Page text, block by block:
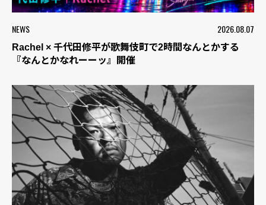
NEWS 2026.08.07
Rachel × 千代田修平が歌舞伎町で2時間なんとかする
『なんとかなれーーッ』開催